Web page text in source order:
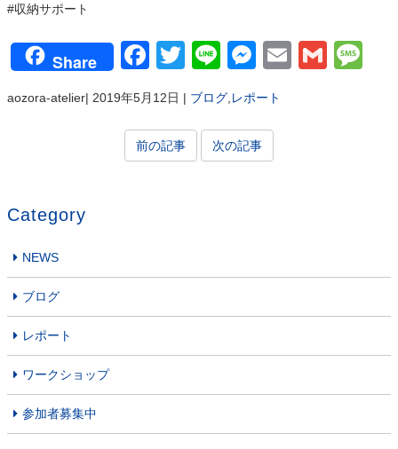
#収納サポート
Share Facebook
Twitter
LineMessenger
Email
aozora-atelier| 2019年5月12日 | ブログ レポート
前の記事 次の記事
Category
NEWS
ブログ
レポート
ワークショップ
参加者募集中